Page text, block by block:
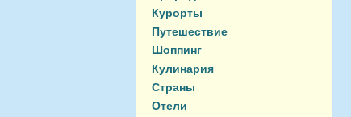
Курорты
Путешествие
Шоппинг
Кулинария
Страны
Отели